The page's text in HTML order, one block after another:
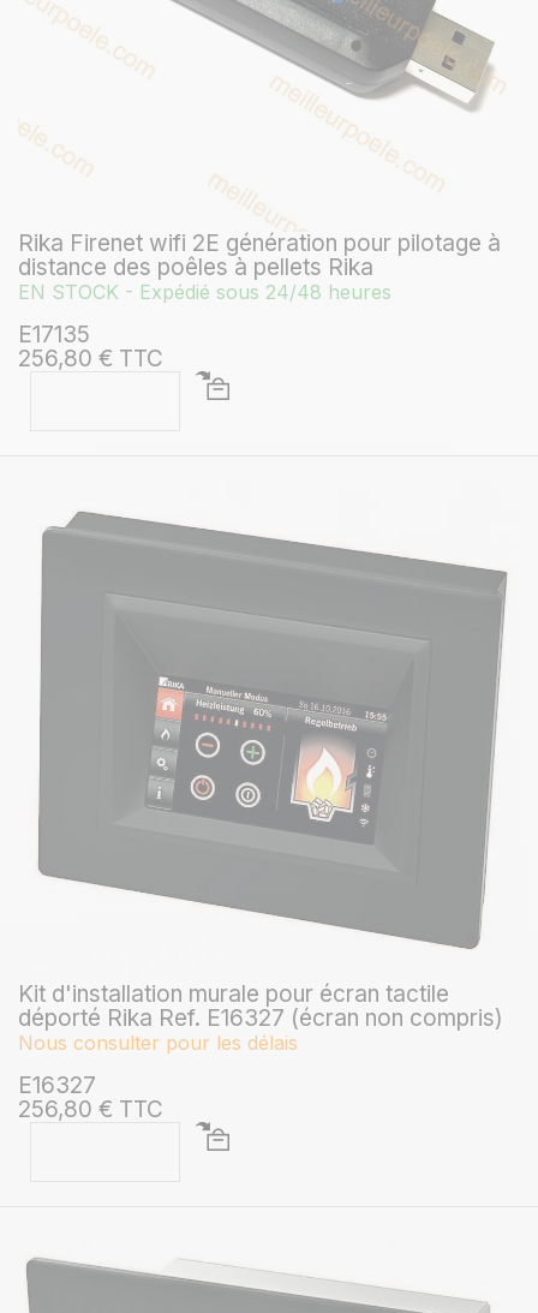
Rika Firenet wifi 2E génération pour pilotage à
distance des poêles à pellets Rika
EN STOCK - Expédié sous 24/48 heures
E17135
256,80 € TTC
Kit d'installation murale pour écran tactile
déporté Rika Ref. E16327 (écran non compris)
Nous consulter pour les délais
E16327
256,80 € TTC